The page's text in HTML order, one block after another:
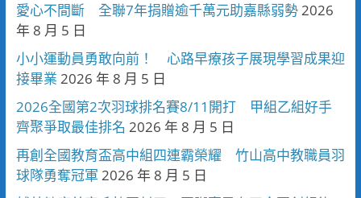
愛心不間斷 全聯7年捐贈逾千萬元助嘉縣弱勢2026
年 8 月 5 日
小小運動員勇敢向前！ 心路早療孩子展現學習成果迎
接畢業 2026 年 8 月 5 日
2026全國第2次羽球排名賽8/11開打 甲組乙組好手
齊聚爭取最佳排名 2026 年 8 月 5 日
再創全國教育盃高中組四連霸榮耀 竹山高中教職員羽
球隊勇奪冠軍 2026 年 8 月 5 日